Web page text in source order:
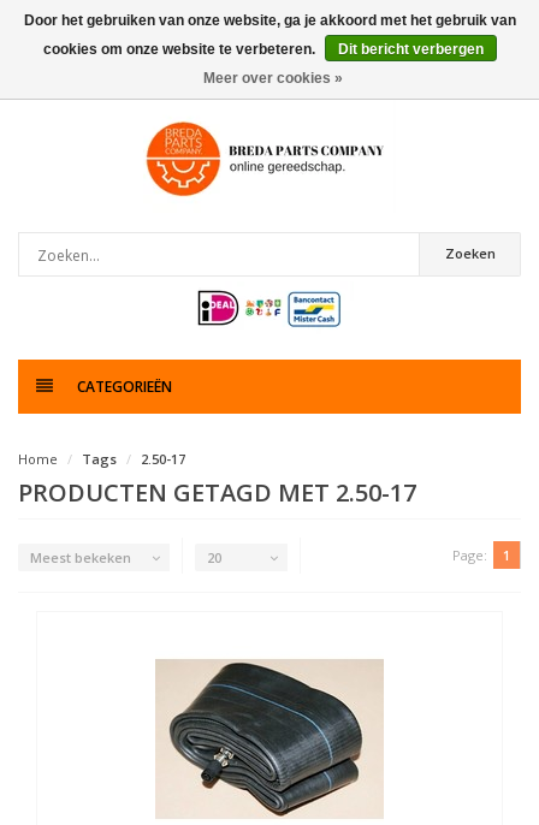
0artikelen
Zoeken
CATEGORIEËN
Home Tags 2.50-17
PRODUCTEN GETAGD MET 2.50-17
Meest bekeken 20 Page: 1
Door het gebruiken van onze website, ga je akkoord met het gebruik van
cookies om onze website te verbeteren.
Dit bericht verbergen
Meer over cookies »